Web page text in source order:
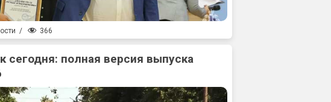
/ 366
сегодня: полная версия выпуска